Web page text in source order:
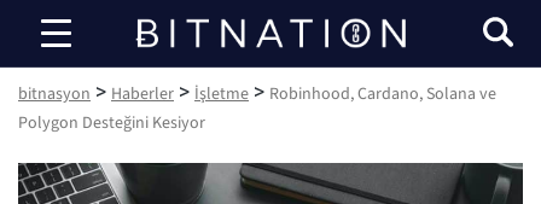
bitnasyon
bitnasyon > Haberler > İşletme > Robinhood, Cardano, Solana ve
Polygon Desteğini Kesiyor